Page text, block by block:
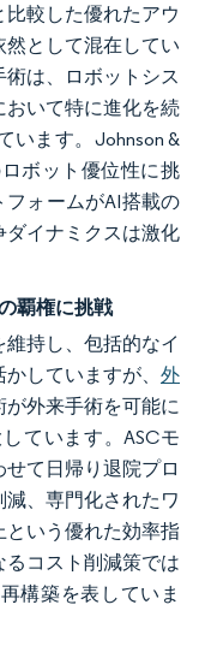
較した優れたアウ
然として混在してい
は、ロボットシス
いて特に進化を続
います。Johnson &
ロボット優位性に挑
フォームがAI搭載の
イナミクスは激化
覇権に挑戦
維持し、包括的なイ
していますが、 外
外来手術を可能に
ています。ASCモ
て日帰り退院プロ
減、専門化されたワ
いう優れた効率指
コスト削減策では
構築を表していま